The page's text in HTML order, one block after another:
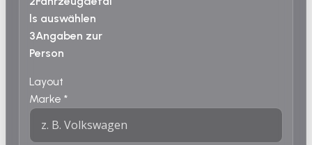
ls auswählen
3Angaben zur
Person
Layout
Marke *